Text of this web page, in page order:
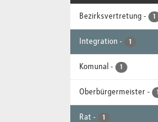
Bezirksvertretung - 1
Integration - 1
Komunal - 1
Oberbürgermeister - 1
Rat - 1